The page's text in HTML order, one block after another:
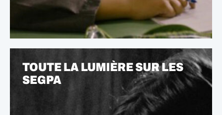
TOUTE LA LUMIÈRE SUR LES
SEGPA